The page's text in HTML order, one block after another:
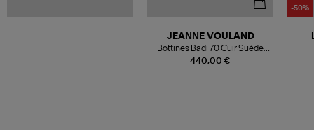
440,00 €
JEANNE VOULAND
Bottines Badi 70 Cuir Suédé
Noir
-50%